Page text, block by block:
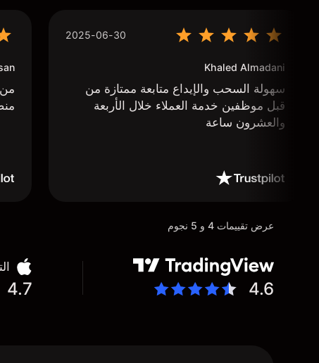
2025-06-30
Khaled Almadani
سهولة السحب والإيداع متابعة ممتازة من
قبل موظفين خدمة العملاء خلال الأربعة
والعشرون ساعة
من
عرض تقييمات 4 و 5 نجوم
4.6
4.7